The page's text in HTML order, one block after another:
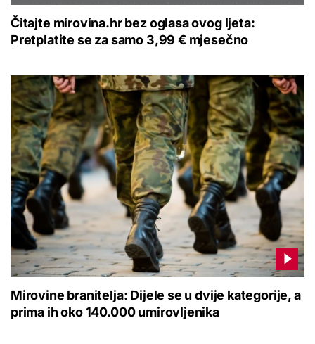
Čitajte mirovina.hr bez oglasa ovog ljeta:
Pretplatite se za samo 3,99 € mjesečno
Mirovine branitelja: Dijele se u dvije kategorije, a
prima ih oko 140.000 umirovljenika